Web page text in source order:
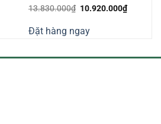
13.830.000₫ Giá
13.830.000₫.
10.920.000₫Giá
hiện
Đặt hàng ngay